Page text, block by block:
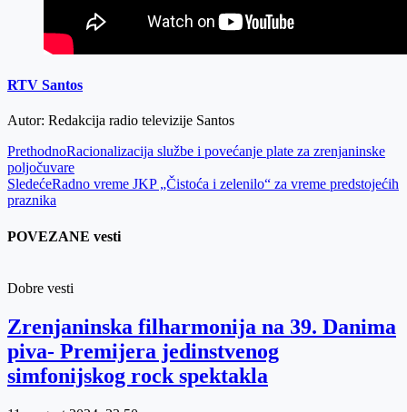
RTV Santos
Autor: Redakcija radio televizije Santos
PrethodnoRacionalizacija službe i povećanje plate za zrenjaninske
poljočuvare
SledećeRadno vreme JKP „Čistoća i zelenilo“ za vreme predstojećih
praznika
POVEZANE vesti
Dobre vesti
Zrenjaninska filharmonija na 39. Danima
piva- Premijera jedinstvenog
simfonijskog rock spektakla